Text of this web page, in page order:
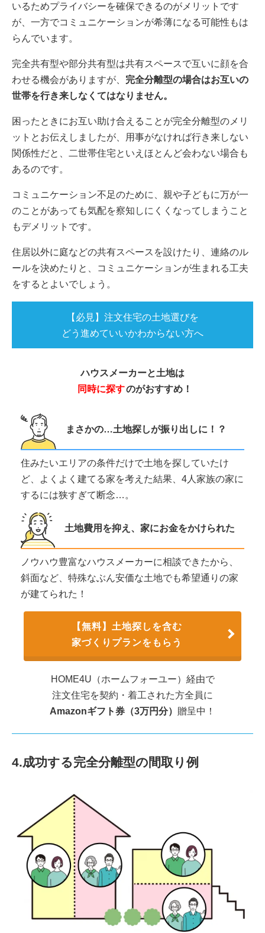
いるためプライバシーを確保できるのがメリットです
が、一方でコミュニケーションが希薄になる可能性もは
らんでいます。
完全共有型や部分共有型は共有スペースで互いに顔を合
わせる機会がありますが、 完全分離型の場合はお互いの
世帯を行き来しなくてはなりません。
困ったときにお互い助け合えることが完全分離型のメリ
ットとお伝えしましたが、用事がなければ行き来しない
関係性だと、二世帯住宅といえほとんど会わない場合も
あるのです。
コミュニケーション不足のために、親や子どもに万が一
のことがあっても気配を察知しにくくなってしまうこと
もデメリットです。
住居以外に庭などの共有スペースを設けたり、連絡のル
ールを決めたりと、コミュニケーションが生まれる工夫
をするとよいでしょう。
【必見】注文住宅の土地選びを
どう進めていいかわからない方へ
ハウスメーカーと土地は
同時に探すのがおすすめ！
まさかの…土地探しが振り出しに！？
住みたいエリアの条件だけで土地を探していたけ
ど、よくよく建てる家を考えた結果、4人家族の家に
するには狭すぎて断念…。
土地費用を抑え、家にお金をかけられた
ノウハウ豊富なハウスメーカーに相談できたから、
斜面など、特殊なぶん安価な土地でも希望通りの家
が建てられた！
【無料】土地探しを含む
家づくりプランをもらう
HOME4U（ホームフォーユー）経由で
注文住宅を契約・着工された方全員に
Amazonギフト券（3万円分） 贈呈中！
4.成功する完全分離型の間取り例